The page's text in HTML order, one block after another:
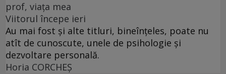
prof, viața mea
Viitorul începe ieri
Au mai fost și alte titluri, bineînțeles, poate nu
atît de cunoscute, unele de psihologie și
dezvoltare personală.
Horia CORCHEŞ